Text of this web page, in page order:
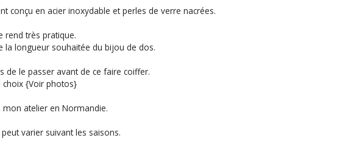
conçu en acier inoxydable et perles de verre nacrées.
rend très pratique.
la longueur souhaitée du bijou de dos.
de le passer avant de ce faire coiffer.
choix {Voir photos}
atelier en Normandie.
varier suivant les saisons.